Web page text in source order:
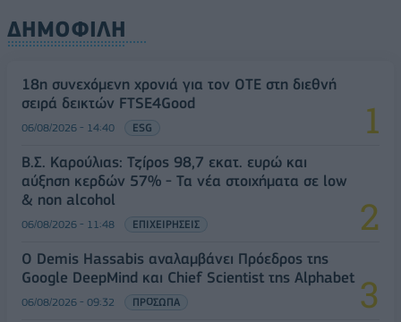
ΔΗΜΟΦΙΛΗ
18η συνεχόμενη χρονιά για τον ΟΤΕ στη διεθνή
σειρά δεικτών FTSE4Good
06/08/2026 - 14:40 ESG
Β.Σ. Καρούλιας: Τζίρος 98,7 εκατ. ευρώ και
αύξηση κερδών 57% - Τα νέα στοιχήματα σε low
& non alcohol
06/08/2026 - 11:48 ΕΠΙΧΕΙΡΗΣΕΙΣ
Ο Demis Hassabis αναλαμβάνει Πρόεδρος της
Google DeepMind και Chief Scientist της Alphabet
06/08/2026 - 09:32 ΠΡΟΣΩΠΑ